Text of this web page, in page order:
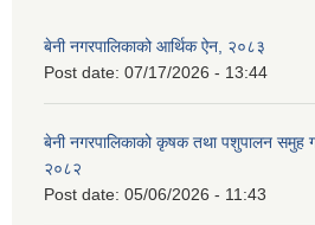
बेनी नगरपालिकाको आर्थिक ऐन, २०८३
Post date: 07/17/2026 - 13:44
बेनी नगरपालिकाको कृषक तथा पशुपालन समुह
२०८२
Post date: 05/06/2026 - 11:43